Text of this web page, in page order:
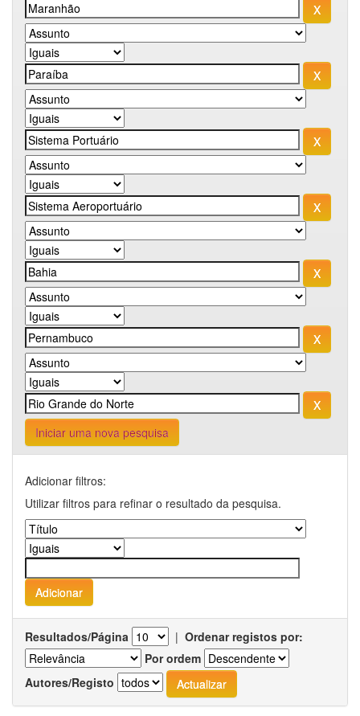
Iniciar uma nova pesquisa
Adicionar filtros:
Utilizar filtros para refinar o resultado da pesquisa.
Resultados/Página | Ordenar registos por:
Por ordem
Autores/Registo